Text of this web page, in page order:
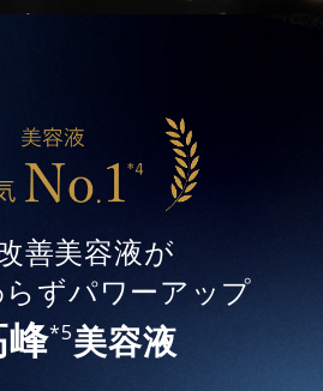
善美容液が
ずパワーアップ
峰*5美容液